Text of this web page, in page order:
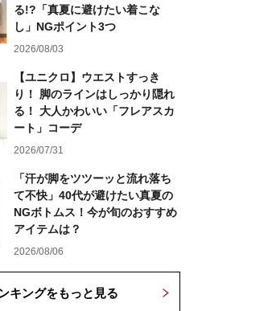
る!?「真夏に避けたい着こな
し」NGポイント3つ
2026/08/03
【ユニクロ】ウエストすっき
り！ 脚のラインはしっかり隠れ
る！ 大人かわいい「フレアスカ
ート」コーデ
2026/07/31
「汗が脚をツツーッと流れ落ち
て不快」40代が避けたい真夏の
NGボトムス！今が旬のおすすめ
アイテムは？
2026/08/06
キングをもっと見る